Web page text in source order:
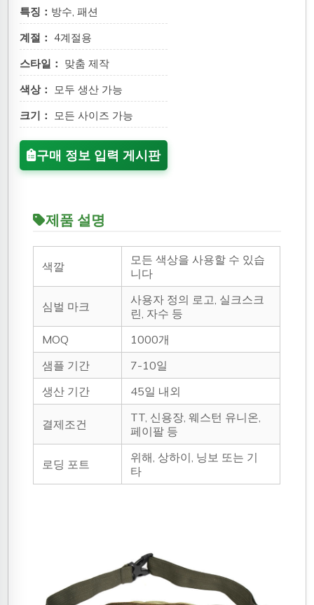
특징： 방수, 패션
계절： 4계절용
스타일： 맞춤 제작
색상： 모두 생산 가능
크기： 모든 사이즈 가능
구매 정보 입력 게시판
제품 설명
색깔
모든 색상을 사용할 수 있습
니다
심벌 마크
사용자 정의 로고, 실크스크
린, 자수 등
MOQ
1000개
샘플 기간
7-10일
생산 기간
45일 내외
결제조건
TT, 신용장, 웨스턴 유니온,
페이팔 등
로딩 포트
위해, 상하이, 닝보 또는 기
타